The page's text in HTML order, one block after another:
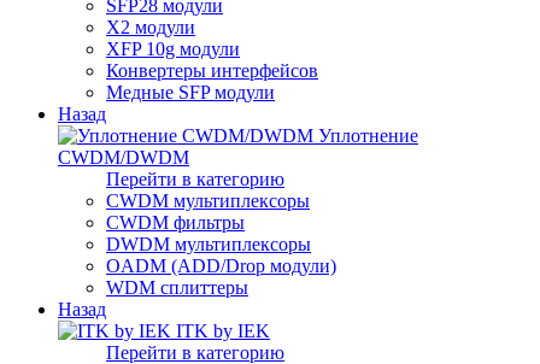
SFP28 модули
X2 модули
XFP 10g модули
Конвертеры интерфейсов
Медные SFP модули
Назад
Уплотнение
CWDM/DWDM
Перейти в категорию
CWDM мультиплексоры
CWDM фильтры
DWDM мультиплексоры
OADM (ADD/Drop модули)
WDM сплиттеры
Назад
ITK by IEK
Перейти в категорию